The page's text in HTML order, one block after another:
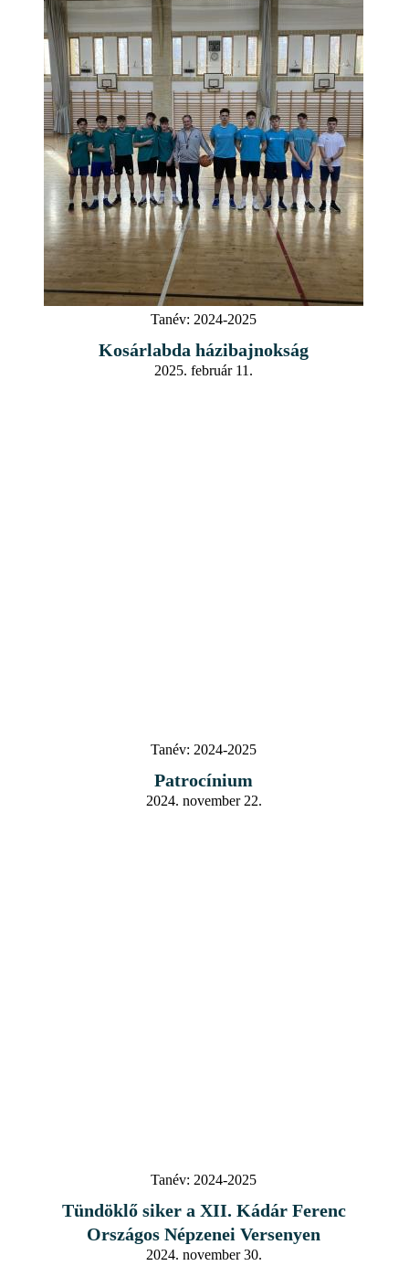
Tanév: 2024-2025
Kosárlabda házibajnokság
2025. február 11.
Tanév: 2024-2025
Patrocínium
2024. november 22.
Tanév: 2024-2025
Tündöklő siker a XII. Kádár Ferenc
Országos Népzenei Versenyen
2024. november 30.